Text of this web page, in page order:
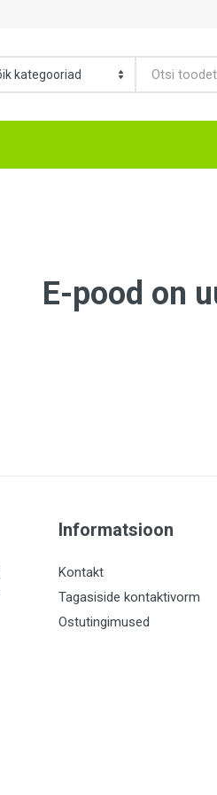
E-pood on
Informatsioon
Kontakt
Tagasiside kontaktivorm
Ostutingimused